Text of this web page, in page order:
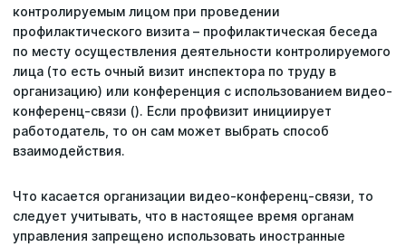
контролируемым лицом при проведении
профилактического визита – профилактическая беседа
по месту осуществления деятельности контролируемого
лица (то есть очный визит инспектора по труду в
организацию) или конференция с использованием видео-
конференц-связи (). Если профвизит инициирует
работодатель, то он сам может выбрать способ
взаимодействия.
Что касается организации видео-конференц-связи, то
следует учитывать, что в настоящее время органам
управления запрещено использовать иностранные